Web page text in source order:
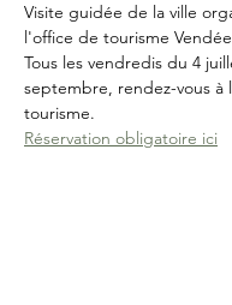
Visite guidée de la ville
l'office de tourisme
Tous les vendredis du 4
septembre, rendez-vous à
tourisme.
Réservation obligatoire ici